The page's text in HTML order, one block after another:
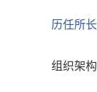
历任所长
组织架构